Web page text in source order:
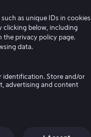
of the
as unique IDs in cookies
clicking below, including
the privacy policy page.
data.
identification. Store and/or
advertising and content